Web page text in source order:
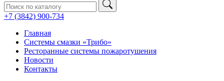
+7 (3842) 900‑734
Главная
Системы смазки «Трибо»
Ресторанные системы пожаротушения
Новости
Контакты